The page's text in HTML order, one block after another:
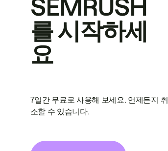
SEMRUSH
를 시작하세
요
7일간 무료로 사용해 보세요. 언제든지 취
소할 수 있습니다.